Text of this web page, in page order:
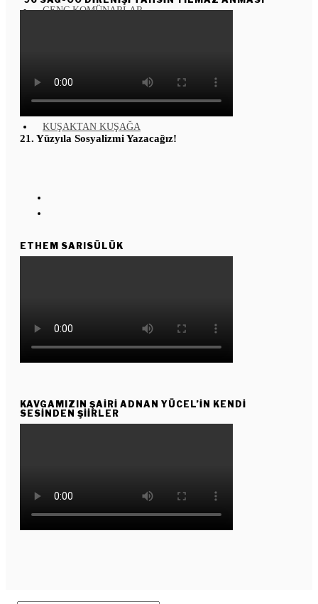
GENÇ KOMÜNARLAR
Kızıl Yıldız
Köşe Taşı
KUŞAKTAN KUŞAĞA
21. Yüzyıla Sosyalizmi Yazacağız!
ETHEM SARISÜLÜK
KAVGAMIZIN ŞAIRI ADNAN YÜCEL’IN KENDI
SESINDEN ŞIIRLER